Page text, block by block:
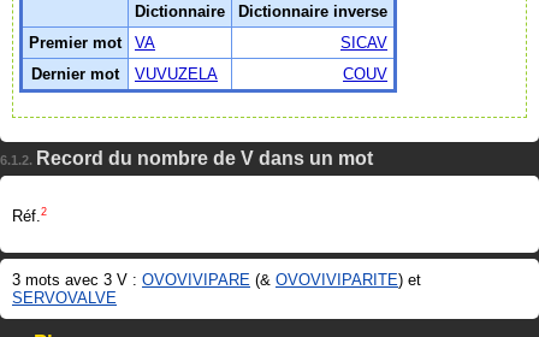
Dictionnaire
Dictionnaire inverse
Premier mot
VA
SICAV
Dernier mot
VUVUZELA COUV
6.1.2. Record du nombre de V dans un mot
Réf. 2
3 mots avec 3 V : OVOVIVIPARE (& OVOVIVIPARITE) et
SERVOVALVE